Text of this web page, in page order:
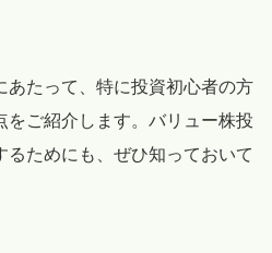
あたって、特に投資初心者の方
をご紹介します。バリュー株投
るためにも、ぜひ知っておいて